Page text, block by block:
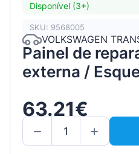
Disponível (3+)
SKU: 9568005
VOLKSWAGEN
Painel de
externa /
63.21€